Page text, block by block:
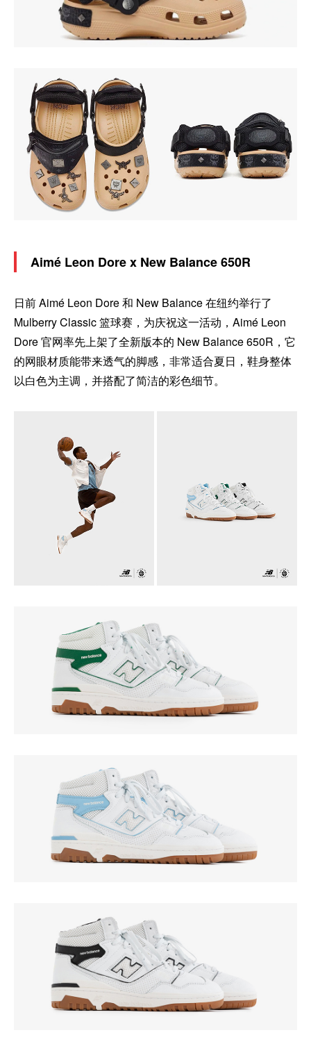
Aimé Leon Dore x New Balance 650R
日前 Aimé Leon Dore 和 New Balance 在纽约举行了
Mulberry Classic 篮球赛，为庆祝这一活动，Aimé Leon
Dore 官网率先上架了全新版本的 New Balance 650R，它
的网眼材质能带来透气的脚感，非常适合夏日，鞋身整体
以白色为主调，并搭配了简洁的彩色细节。